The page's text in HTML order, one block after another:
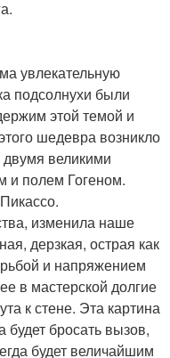
увлекательную
подсолнухи были
этой темой и
шедевра возникло
великими
и полем Гогеном.
изменила наше
дерзкая, острая как
и напряжением
в мастерской долгие
к стене. Эта картина
будет бросать вызов,
будет величайшим